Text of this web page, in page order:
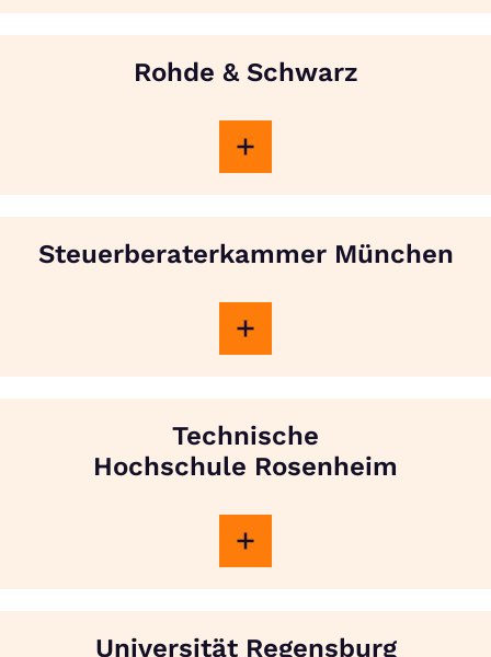
Rohde & Schwarz
Steuerberaterkammer München
Technische
Hochschule Rosenheim
Universität Regensburg